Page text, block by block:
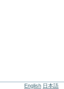
English 日本語